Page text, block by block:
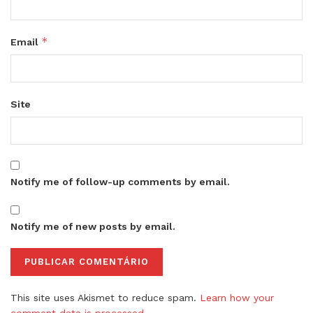
Email *
Site
Notify me of follow-up comments by email.
Notify me of new posts by email.
This site uses Akismet to reduce spam. Learn how your